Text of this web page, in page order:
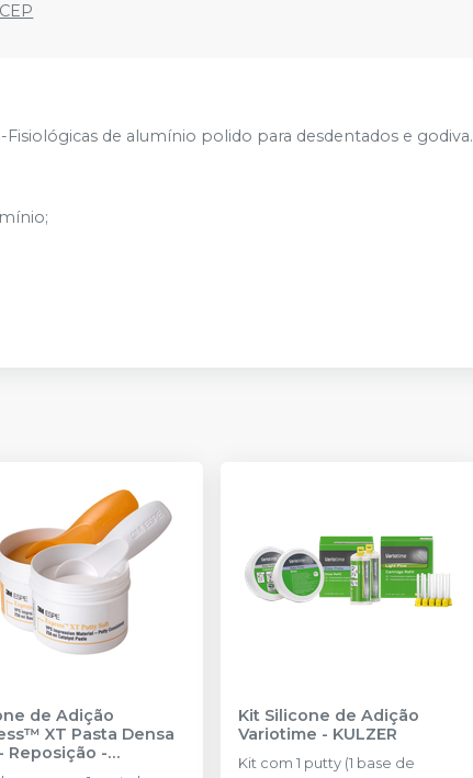
de alumínio polido para desdentados e godiva.
de Adição
XT Pasta Densa
Reposição -
Kit Silicone de Adição
Variotime - KULZER
Kit com 1 putty (1 base de